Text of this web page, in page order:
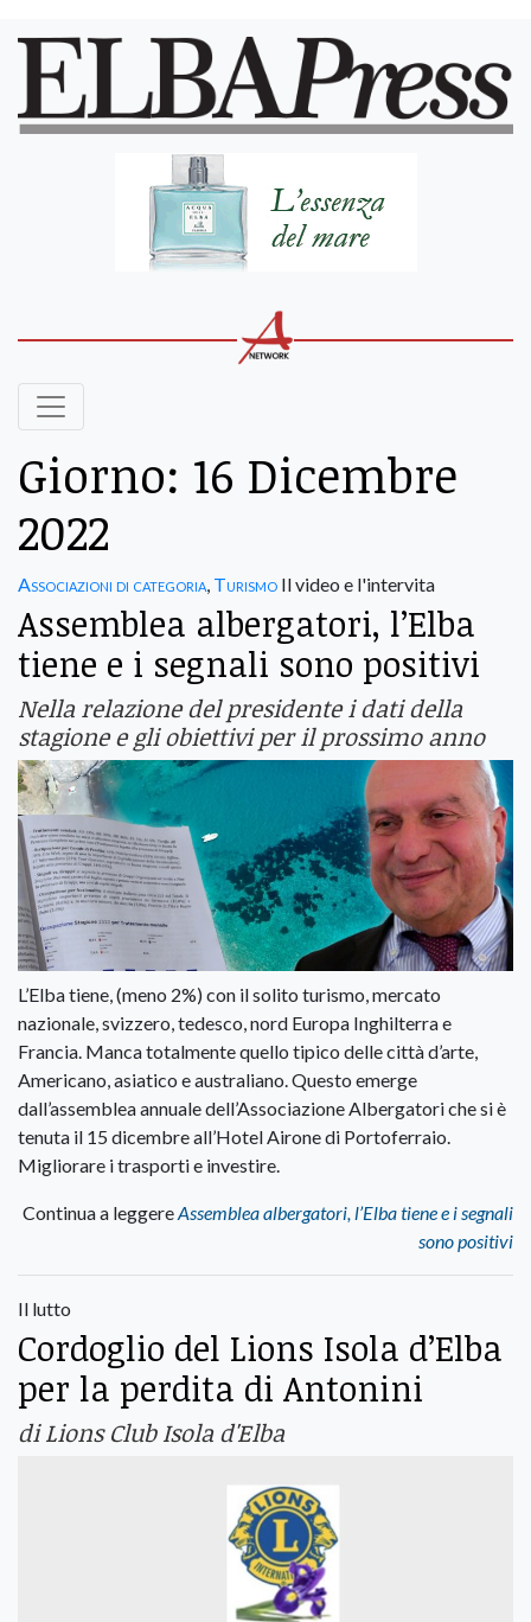
Giorno: 16 Dicembre
2022
Associazioni di categoria, Turismo Il video e l'intervita
Assemblea albergatori, l’Elba
tiene e i segnali sono positivi
Nella relazione del presidente i dati della
stagione e gli obiettivi per il prossimo anno
L’Elba tiene, (meno 2%) con il solito turismo, mercato
nazionale, svizzero, tedesco, nord Europa Inghilterra e
Francia. Manca totalmente quello tipico delle città d’arte,
Americano, asiatico e australiano. Questo emerge
dall’assemblea annuale dell’Associazione Albergatori che si è
tenuta il 15 dicembre all’Hotel Airone di Portoferraio.
Migliorare i trasporti e investire.
Continua a leggereAssemblea albergatori, l’Elba tiene e i segnali
sono positivi
Il lutto
Cordoglio del Lions Isola d’Elba
per la perdita di Antonini
di Lions Club Isola d'Elba